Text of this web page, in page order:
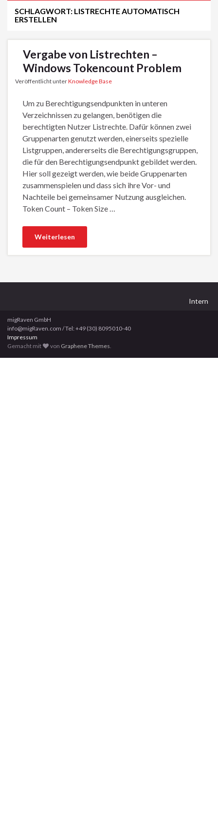
SCHLAGWORT: LISTRECHTE AUTOMATISCH
ERSTELLEN
Vergabe von Listrechten –
Windows Tokencount Problem
Veröffentlicht unterKnowledge Base
Um zu Berechtigungsendpunkten in unteren
Verzeichnissen zu gelangen, benötigen die
berechtigten Nutzer Listrechte. Dafür können zwei
Gruppenarten genutzt werden, einerseits spezielle
Listgruppen, andererseits die Berechtigungsgruppen,
die für den Berechtigungsendpunkt gebildet werden.
Hier soll gezeigt werden, wie beide Gruppenarten
zusammenspielen und dass sich ihre Vor- und
Nachteile bei gemeinsamer Nutzung ausgleichen.
Token Count – Token Size …
Weiterlesen
Intern
migRaven GmbH
info@migRaven.com / Tel: +49 (30) 8095010-40
Impressum
Gemacht mit
von Graphene Themes